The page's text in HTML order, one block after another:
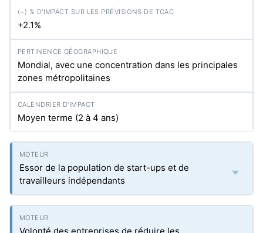
+2.1%
Mondial, avec une concentration dans les principales
zones métropolitaines
Moyen terme (2 à 4 ans)
Essor de la population de start-ups et de
travailleurs indépendants